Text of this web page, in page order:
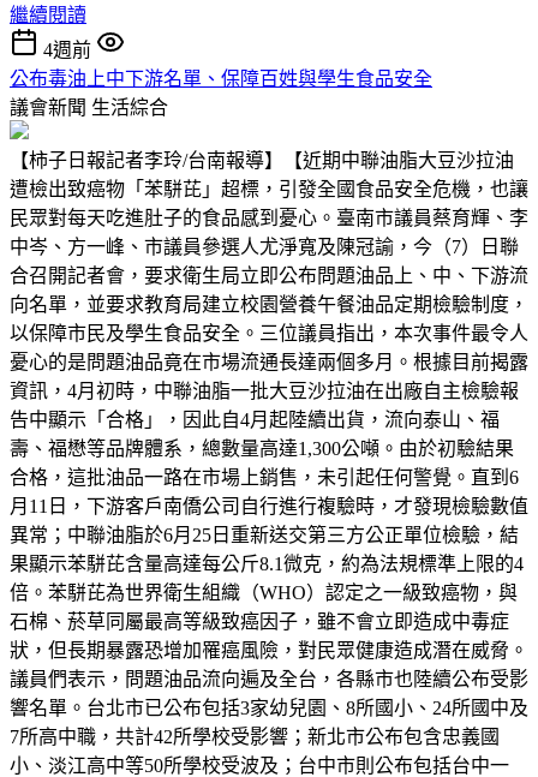
繼續閱讀
4週前
公布毒油上中下游名單、保障百姓與學生食品安全
議會新聞 生活綜合
【柿子日報記者李玲/台南報導】【近期中聯油脂大豆沙拉油
遭檢出致癌物「苯駢芘」超標，引發全國食品安全危機，也讓
民眾對每天吃進肚子的食品感到憂心。臺南市議員蔡育輝、李
中岑、方一峰、市議員參選人尤淨寬及陳冠諭，今（7）日聯
合召開記者會，要求衛生局立即公布問題油品上、中、下游流
向名單，並要求教育局建立校園營養午餐油品定期檢驗制度，
以保障市民及學生食品安全。三位議員指出，本次事件最令人
憂心的是問題油品竟在市場流通長達兩個多月。根據目前揭露
資訊，4月初時，中聯油脂一批大豆沙拉油在出廠自主檢驗報
告中顯示「合格」，因此自4月起陸續出貨，流向泰山、福
壽、福懋等品牌體系，總數量高達1,300公噸。由於初驗結果
合格，這批油品一路在市場上銷售，未引起任何警覺。直到6
月11日，下游客戶南僑公司自行進行複驗時，才發現檢驗數值
異常；中聯油脂於6月25日重新送交第三方公正單位檢驗，結
果顯示苯駢芘含量高達每公斤8.1微克，約為法規標準上限的4
倍。苯駢芘為世界衛生組織（WHO）認定之一級致癌物，與
石棉、菸草同屬最高等級致癌因子，雖不會立即造成中毒症
狀，但長期暴露恐增加罹癌風險，對民眾健康造成潛在威脅。
議員們表示，問題油品流向遍及全台，各縣市也陸續公布受影
響名單。台北市已公布包括3家幼兒園、8所國小、24所國中及
7所高中職，共計42所學校受影響；新北市公布包含忠義國
小、淡江高中等50所學校受波及；台中市則公布包括台中一